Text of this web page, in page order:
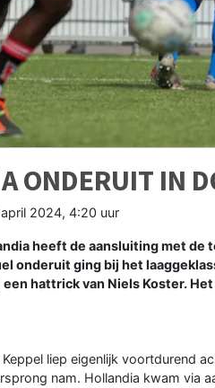
ONDERUIT IN
april 2024, 4:20 uur
heeft de aansluiting met
onderuit ging bij het
hattrick van Niels Koster.
liep eigenlijk voortdurend
nam. Hollandia kwam via